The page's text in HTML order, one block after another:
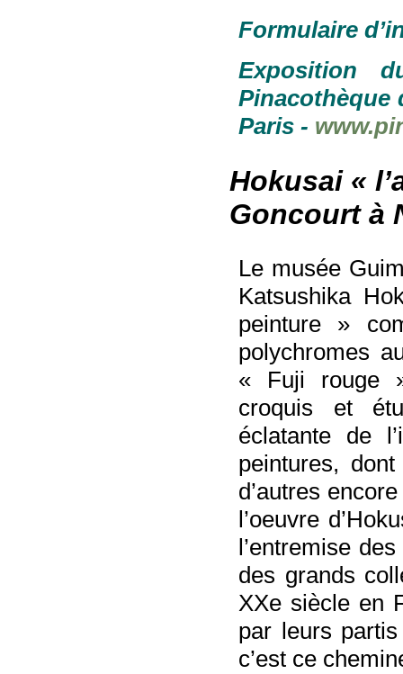
Formulaire
Exposition
Pinacothèque
Paris -
Hokusai «
Goncourt à
Le musée
Katsushika
peinture »
polychromes
« Fuji rouge
croquis et
éclatante de
peintures,
d’autres
l’oeuvre
l’entremise
des grands
XXe siècle en
par leurs
c’est ce